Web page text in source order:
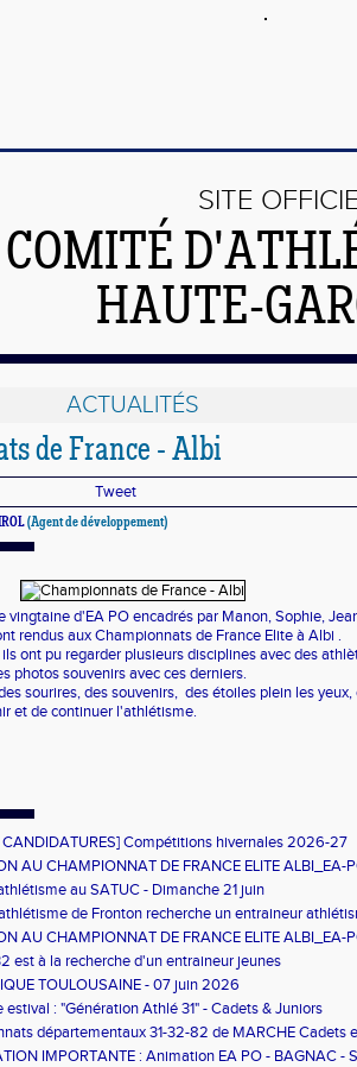
SITE
HAUTE-
ACTUALITÉS
de France - Albi
Tweet
(Agent de développement)
vingtained'EA PO encadrés par Manon, Sophie,
rendus aux Championnats de France Elite à Albi .
ont pu regarder plusieurs disciplines avec des
photos souvenirs avec ces derniers.
sourires, des souvenirs, des étoiles plein les yeux,
et de continuer l'athlétisme.
CANDIDATURES] Compétitions hivernales 2026-27
AU CHAMPIONNAT DE FRANCE ELITE ALBI_EA-
au SATUC - Dimanche 21 juin
de Fronton recherche un entraineur
AU CHAMPIONNAT DE FRANCE ELITE ALBI_EA-
est à la recherche d'un entraineur jeunes
TOULOUSAINE - 07 juin 2026
estival : "Génération Athlé 31" - Cadets & Juniors
départementaux 31-32-82 de MARCHE Cadets
à Muret
IMPORTANTE : Animation EA PO - BAGNAC -